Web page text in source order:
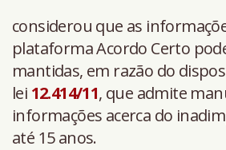
considerou que as
plataforma Acordo Certo
mantidas, em razão do
lei 12.414/11, que admite
informações acerca do
até 15 anos.